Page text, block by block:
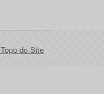
Topo do Site